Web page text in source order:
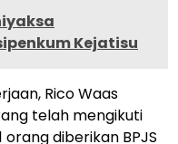
Kejatisu
Rico Waas
telah mengikuti
orang diberikan BPJS